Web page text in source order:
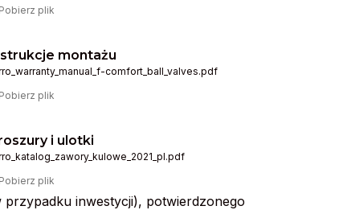
plik
montażu
comfort_ball_valves.pdf
plik
i ulotki
plik
inwestycji), potwierdzonego